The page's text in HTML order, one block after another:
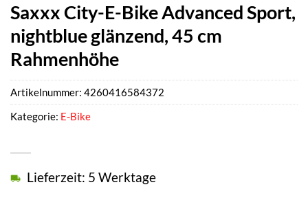
Saxxx City-E-Bike Advanced Sport,
nightblue glänzend, 45 cm
Rahmenhöhe
Lieferzeit: 5 Werktage
Artikelnummer: 4260416584372
Kategorie: E-Bike